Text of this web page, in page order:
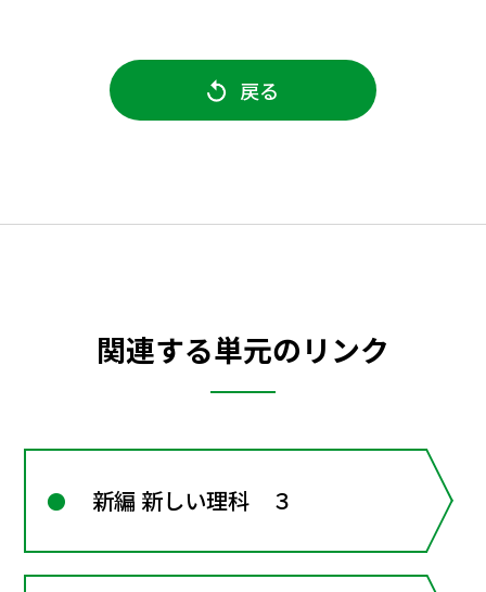
戻る
関連する単元のリンク
新編 新しい理科 ３